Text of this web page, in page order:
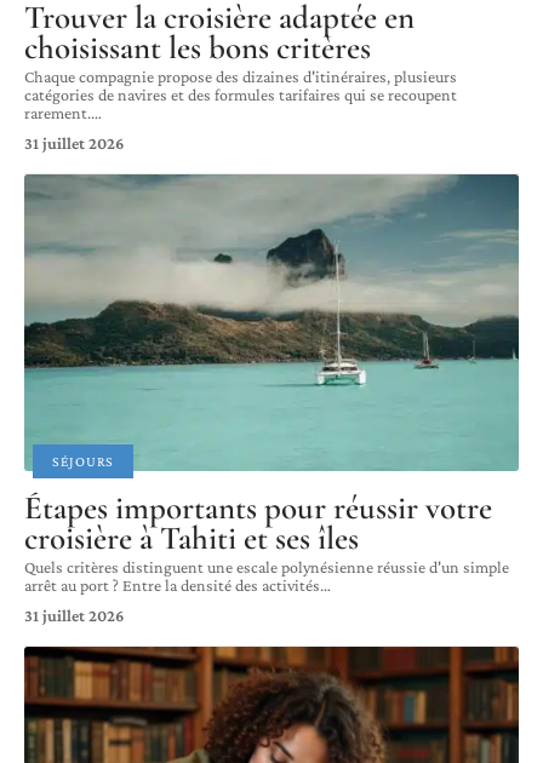
Trouver la croisière adaptée en
choisissant les bons critères
Chaque compagnie propose des dizaines d'itinéraires, plusieurs
catégories de navires et des formules tarifaires qui se recoupent
rarement.…
31 juillet 2026
SÉJOURS
Étapes importants pour réussir votre
croisière à Tahiti et ses îles
Quels critères distinguent une escale polynésienne réussie d'un simple
arrêt au port ? Entre la densité des activités…
31 juillet 2026